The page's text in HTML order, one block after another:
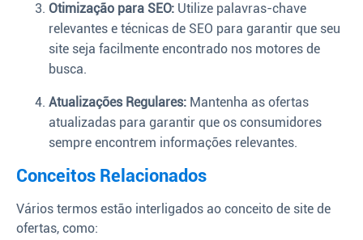
Otimização para SEO: Utilize palavras-chave
relevantes e técnicas de SEO para garantir que seu
site seja facilmente encontrado nos motores de
busca.
Atualizações Regulares: Mantenha as ofertas
atualizadas para garantir que os consumidores
sempre encontrem informações relevantes.
Conceitos Relacionados
Vários termos estão interligados ao conceito de site de
ofertas, como: